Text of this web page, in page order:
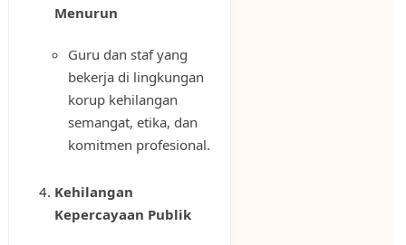
Menurun
Guru dan staf yang
bekerja di lingkungan
korup kehilangan
semangat, etika, dan
komitmen profesional.
Kehilangan
Kepercayaan Publik